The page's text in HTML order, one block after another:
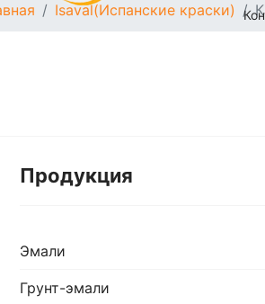
Isaval(Испанские краски)
Продукция
Эмали
Грунт-эмали